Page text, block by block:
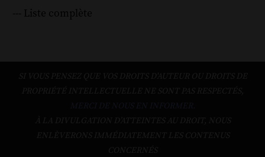
--- Liste complète